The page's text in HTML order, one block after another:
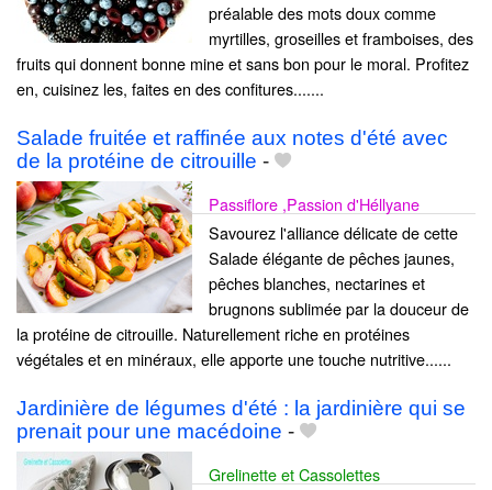
préalable des mots doux comme
myrtilles, groseilles et framboises, des
fruits qui donnent bonne mine et sans bon pour le moral. Profitez
en, cuisinez les, faites en des confitures.......
Salade fruitée et raffinée aux notes d'été avec
de la protéine de citrouille -
Passiflore ,Passion d'Héllyane
Savourez l'alliance délicate de cette
Salade élégante de pêches jaunes,
pêches blanches, nectarines et
brugnons sublimée par la douceur de
la protéine de citrouille. Naturellement riche en protéines
végétales et en minéraux, elle apporte une touche nutritive......
Jardinière de légumes d'été : la jardinière qui se
prenait pour une macédoine -
Grelinette et Cassolettes